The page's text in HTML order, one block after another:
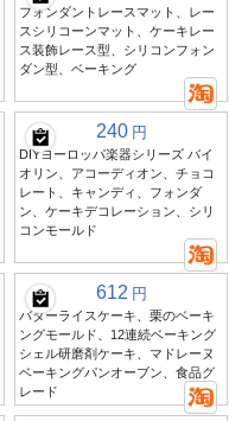
フォンダントレースマット、レー
スシリコーンマット、ケーキレー
ス装飾レース型、シリコンフォン
ダン型、ベーキング
240 円
DIYヨーロッパ楽器シリーズ バイ
オリン、アコーディオン、チョコ
レート、キャンディ、フォンダ
ン、ケーキデコレーション、シリ
コンモールド
612 円
バターライスケーキ、栗のベーキ
ングモールド、12連続ベーキング
シェル研磨剤ケーキ、マドレーヌ
ベーキングパンオーブン、食品グ
レード